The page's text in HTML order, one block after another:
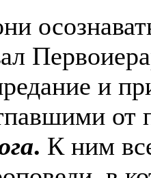
и
от
. К ним